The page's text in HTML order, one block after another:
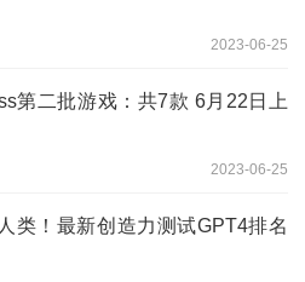
2023-06-25
第二批游戏：共7款 6月22日上
2023-06-25
类！最新创造力测试GPT4排名